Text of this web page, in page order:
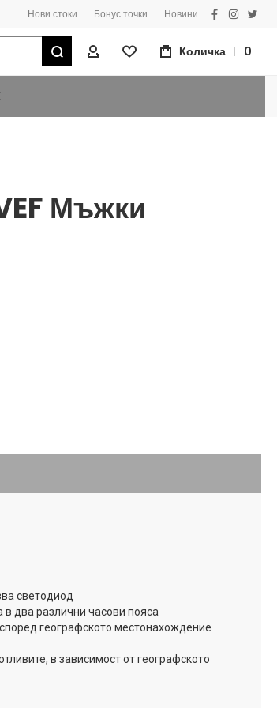
Нови стоки Бонус точки Новини
facebook
Търсене
Моят ПрофилКоличка 0
Мъжки
светодиод
два различни часови пояса
географското местонахождение
в зависимост от географското